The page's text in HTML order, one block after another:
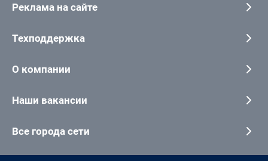
Реклама на сайте
Техподдержка
О компании
Наши вакансии
Все города сети